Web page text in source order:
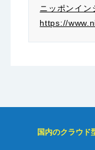
ニッポンイン
https://
国内のクラウド